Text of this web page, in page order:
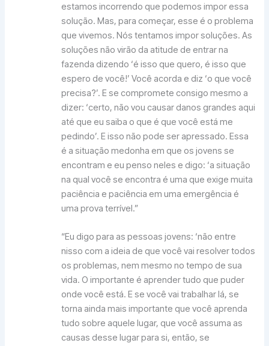
estamos incorrendo que podemos impor essa
solução. Mas, para começar, esse é o problema
que vivemos. Nós tentamos impor soluções. As
soluções não virão da atitude de entrar na
fazenda dizendo ‘é isso que quero, é isso que
espero de você!’ Você acorda e diz ‘o que você
precisa?’. E se compromete consigo mesmo a
dizer: ‘certo, não vou causar danos grandes aqui
até que eu saiba o que é que você está me
pedindo’. E isso não pode ser apressado. Essa
é a situação medonha em que os jovens se
encontram e eu penso neles e digo: ‘a situação
na qual você se encontra é uma que exige muita
paciência e paciência em uma emergência é
uma prova terrível.”
“Eu digo para as pessoas jovens: ‘não entre
nisso com a ideia de que você vai resolver todos
os problemas, nem mesmo no tempo de sua
vida. O importante é aprender tudo que puder
onde você está. E se você vai trabalhar lá, se
torna ainda mais importante que você aprenda
tudo sobre aquele lugar, que você assuma as
causas desse lugar para si, então, se